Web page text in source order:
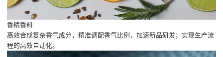
香精香料
高效合成复杂香气成分，精准调配香气比例，加速新品研发；实现生产流
程的高效自动化。